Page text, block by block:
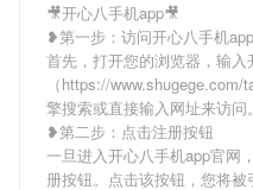
🎥开心八手机app🎥
❥第一步：访问开心八手机
首先，打开您的浏览器，输
（https://
擎搜索或直接输入网址来访问。
❥第二步：点击注册按钮
一旦进入开心八手机app官网
册按钮。点击该按钮，您将被